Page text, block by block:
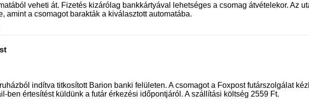
veheti át. Fizetés kizárólag bankkártyával lehetséges a csomag átvételekor. Az
amint a csomagot barakták a kiválasztott automatába.
indítva titkosított Barion banki felületen. A csomagot a Foxpost futárszolgálat
ben értesítést küldünk a futár érkezési időpontjáról. A szállítási költség 2559 Ft.